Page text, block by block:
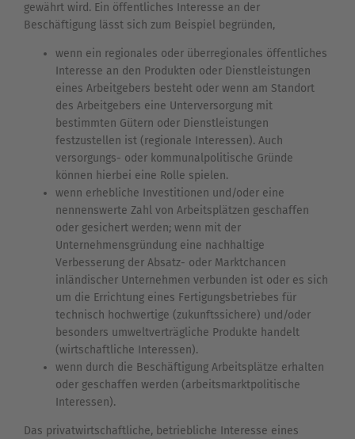
gewährt wird. Ein öffentliches Interesse an der
Beschäftigung lässt sich zum Beispiel begründen,
wenn ein regionales oder überregionales öffentliches
Interesse an den Produkten oder Dienstleistungen
eines Arbeitgebers besteht oder wenn am Standort
des Arbeitgebers eine Unterversorgung mit
bestimmten Gütern oder Dienstleistungen
festzustellen ist (regionale Interessen). Auch
versorgungs- oder kommunalpolitische Gründe
können hierbei eine Rolle spielen.
wenn erhebliche Investitionen und/oder eine
nennenswerte Zahl von Arbeitsplätzen geschaffen
oder gesichert werden; wenn mit der
Unternehmensgründung eine nachhaltige
Verbesserung der Absatz- oder Marktchancen
inländischer Unternehmen verbunden ist oder es sich
um die Errichtung eines Fertigungsbetriebes für
technisch hochwertige (zukunftssichere) und/oder
besonders umweltverträgliche Produkte handelt
(wirtschaftliche Interessen).
wenn durch die Beschäftigung Arbeitsplätze erhalten
oder geschaffen werden (arbeitsmarktpolitische
Interessen).
Das privatwirtschaftliche, betriebliche Interesse eines